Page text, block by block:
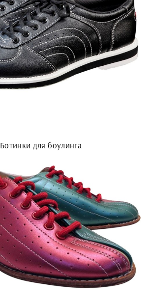
Ботинки для боулинга